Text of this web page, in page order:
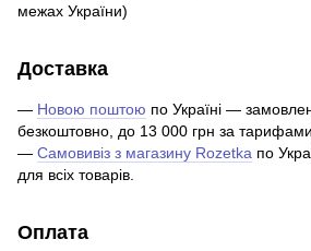
межах України)
Доставка
— Новою поштою по Україні —
безкоштовно, до 13 000 грн за тарифами
— Самовивіз з магазину Rozetka по
для всіх товарів.
Оплата